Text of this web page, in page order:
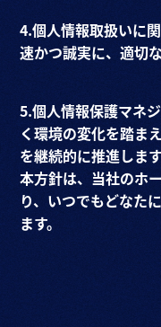
4.個人情報取扱いに
速かつ誠実に、適切
5.個人情報保護マネ
く環境の変化を踏ま
を継続的に推進します
本方針は、当社のホ
り、いつでもどなた
ます。